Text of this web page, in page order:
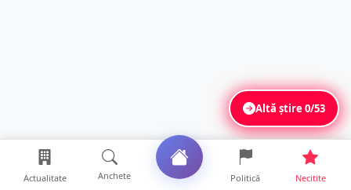
Altă știre0/53
Actualitate Anchete Politică Necitite